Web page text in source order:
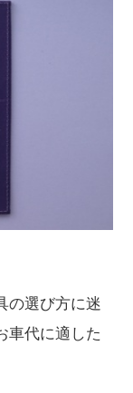
の選び方に迷
車代に適した